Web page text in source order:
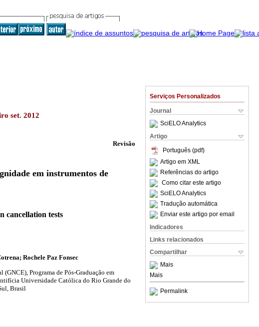
Serviços Personalizados
Journal
SciELO Analytics
Artigo
Português (pdf)
Artigo em XML
Referências do artigo
Como citar este artigo
SciELO Analytics
Tradução automática
Enviar este artigo por email
Indicadores
Links relacionados
Compartilhar
Mais
Mais
Permalink
set. 2012
Revisão
em instrumentos de
cancellation tests
Rochele Paz Fonsec
Programa de Pós-Graduação em
Universidade Católica do Rio Grande do
Brasil